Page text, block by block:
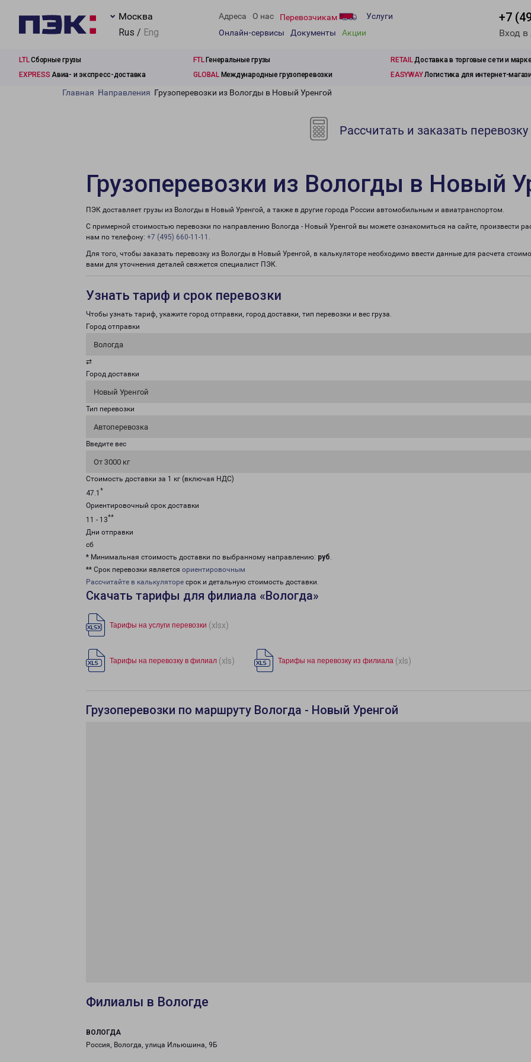
Москва
Rus / Eng
Адреса О нас Перевозчикам
Услуги
Онлайн-сервисы
Документы Акции
+7
Вход
LTLСборные грузы FTLГенеральные грузы RETAILДоставка в торговые сети и
EXPRESS Авиа- и экспресс-доставка GLOBALМеждународные грузоперевозки EASYWAYЛогистика для интернет-
Главная Направления Грузоперевозки из Вологды в Новый Уренгой
Рассчитать и заказать перевозку
Грузоперевозки из Вологды в Новый
ПЭК доставляет грузы из Вологды в Новый Уренгой, а также в другие города России автомобильным и авиатранспортом.
С примерной стоимостью перевозки по направлению Вологда - Новый Уренгой вы можете ознакомиться на сайте, произвести
нам по телефону: +7 (495) 660-11-11 .
Для того, чтобы заказать перевозку из Вологды в Новый Уренгой, в калькуляторе необходимо ввести данные для расчета
вами для уточнения деталей свяжется специалист ПЭК.
Узнать тариф и срок перевозки
Чтобы узнать тариф, укажите город отправки, город доставки, тип перевозки и вес груза.
Город отправки
Вологда
⇄
Город доставки
Новый Уренгой
Тип перевозки
Автоперевозка
Введите вес
От 3000 кг
Стоимость доставки за 1 кг (включая НДС)
47.1 *
Ориентировочный срок доставки
11 - 13**
Дни отправки
сб
* Минимальная стоимость доставки по выбранному направлению: руб.
** Срок перевозки является ориентировочным
Рассчитайте в калькуляторе срок и детальную стоимость доставки.
Скачать тарифы для филиала «Вологда»
Тарифы на услуги перевозки (xlsx)
Тарифы на перевозку в филиал (xls) Тарифы на перевозку из филиала (xls)
Грузоперевозки по маршруту Вологда - Новый Уренгой
Филиалы в Вологде
ВОЛОГДА
Россия, Вологда, улица Ильюшина, 9Б